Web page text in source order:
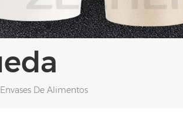
De Alimentos